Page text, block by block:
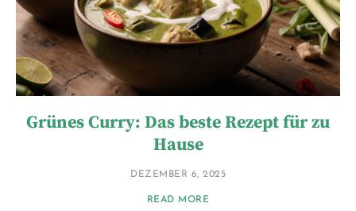
Grünes Curry: Das beste Rezept für zu
Hause
DEZEMBER 6, 2025
READ MORE